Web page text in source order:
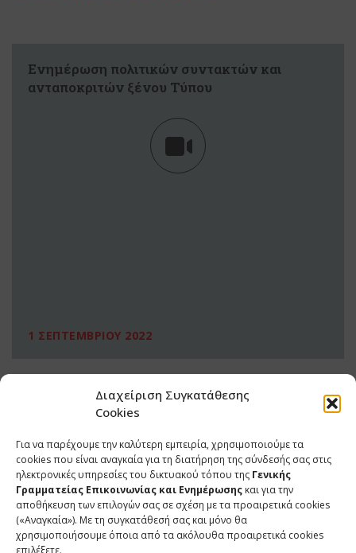
Διαχείριση Συγκατάθεσης
Cookies
Για να παρέχουμε την καλύτερη εμπειρία, χρησιμοποιούμε τα
cookies που είναι αναγκαία για τη διατήρηση της σύνδεσής σας στις
ηλεκτρονικές υπηρεσίες του δικτυακού τόπου της Γενικής
Γραμματείας Επικοινωνίας και Ενημέρωσης και για την
αποθήκευση των επιλογών σας σε σχέση με τα προαιρετικά cookies
(«Αναγκαία»). Με τη συγκατάθεσή σας και μόνο θα
χρησιμοποιήσουμε όποια από τα ακόλουθα προαιρετικά cookies
επιλέξετε.
Ενημέρωση πολιτικών συντακτών και
ανταποκριτών ξένου Τύπου
1 ΣΕΠΤΕΜΒΡΙΟΥ 2022
ΕΠΙΚΟΙΝΩΝΙΑ